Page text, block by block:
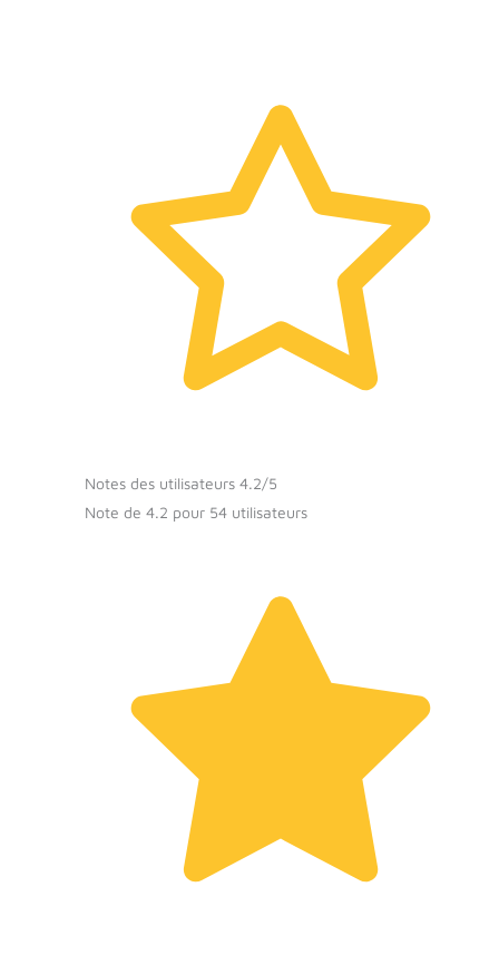
Notes des utilisateurs 4.2/5
Note de 4.2 pour 54 utilisateurs